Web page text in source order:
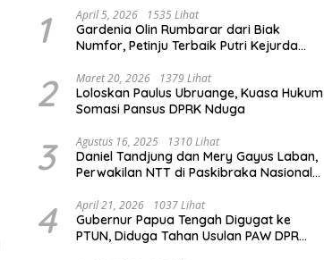
1 April 5, 2026 1535 Lihat
Gardenia Olin Rumbarar dari Biak
Numfor, Petinju Terbaik Putri Kejurda
2 Maret 20, 2026 1379 Lihat
Loloskan Paulus Ubruange, Kuasa Hukum
Somasi Pansus DPRK Nduga
3 Agustus 16, 2025 1310 Lihat
Daniel Tandjung dan Mery Gayus Laban,
Perwakilan NTT di Paskibraka Nasional
4 April 21, 2026 1037 Lihat
Gubernur Papua Tengah Digugat ke
PTUN, Diduga Tahan Usulan PAW DPR